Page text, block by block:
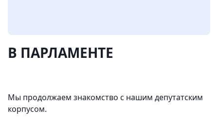
В ПАРЛАМЕНТЕ
Мы продолжаем знакомство с нашим депутатским
корпусом.